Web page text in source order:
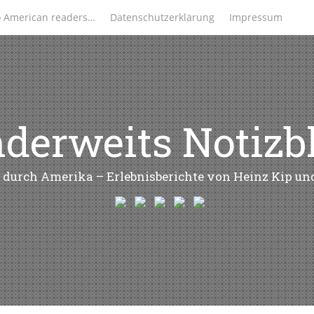
American readers… Datenschutzerklärung Impressum
Amerika – Erlebnisberichte von Heinz Kip